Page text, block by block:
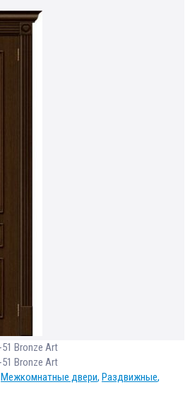
Межкомнатные двери, Раздвижные,